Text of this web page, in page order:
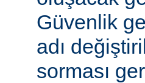
Güvenlik
adı
sorması